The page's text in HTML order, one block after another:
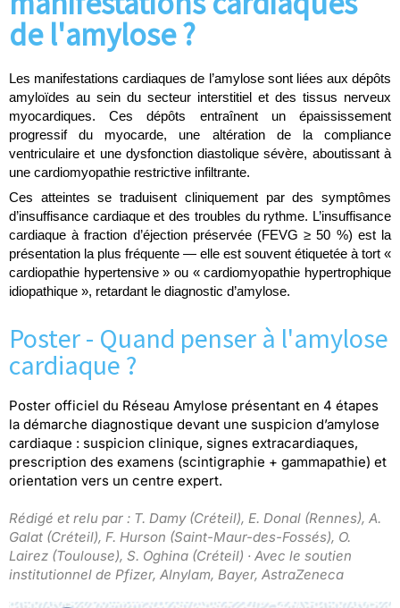
de l'amylose ?
Les manifestations cardiaques de l’amylose sont liées aux dépôts
amyloïdes au sein du secteur interstitiel et des tissus nerveux
myocardiques. Ces dépôts entraînent un épaississement
progressif du myocarde, une altération de la compliance
ventriculaire et une dysfonction diastolique sévère, aboutissant à
une cardiomyopathie restrictive infiltrante.
Ces atteintes se traduisent cliniquement par des symptômes
d’insuffisance cardiaque et des troubles du rythme. L’insuffisance
cardiaque à fraction d’éjection préservée (FEVG ≥ 50 %) est la
présentation la plus fréquente — elle est souvent étiquetée à tort «
cardiopathie hypertensive » ou « cardiomyopathie hypertrophique
idiopathique », retardant le diagnostic d’amylose.
Poster - Quand penser à l'amylose
cardiaque ?
Poster officiel du Réseau Amylose présentant en 4 étapes
la démarche diagnostique devant une suspicion d’amylose
cardiaque : suspicion clinique, signes extracardiaques,
prescription des examens (scintigraphie + gammapathie) et
orientation vers un centre expert.
Rédigé et relu par : T. Damy (Créteil), E. Donal (Rennes), A.
Galat (Créteil), F. Hurson (Saint-Maur-des-Fossés), O.
Lairez (Toulouse), S. Oghina (Créteil) · Avec le soutien
institutionnel de Pfizer, Alnylam, Bayer, AstraZeneca